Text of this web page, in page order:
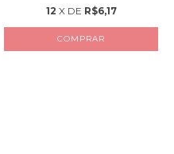
12 X DE R$6,17
COMPRAR